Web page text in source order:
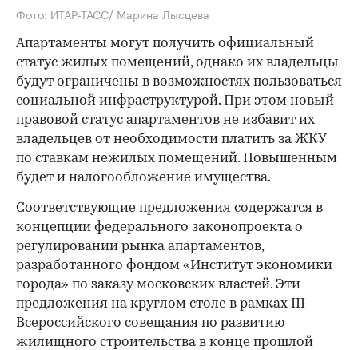
Фото: ИТАР-ТАСС/ Марина Лысцева
Апартаменты могут получить официальный
статус жилых помещений, однако их владельцы
будут ограничены в возможностях пользоваться
социальной инфраструктурой. При этом новый
правовой статус апартаментов не избавит их
владельцев от необходимости платить за ЖКУ
по ставкам нежилых помещений. Повышенным
будет и налогообложение имущества.
Соответствующие предложения содержатся в
концепции федерального законопроекта о
регулировании рынка апартаментов,
разработанного фондом «Институт экономики
города» по заказу московских властей. Эти
предложения на круглом столе в рамках III
Всероссийского совещания по развитию
жилищного строительства в конце прошлой